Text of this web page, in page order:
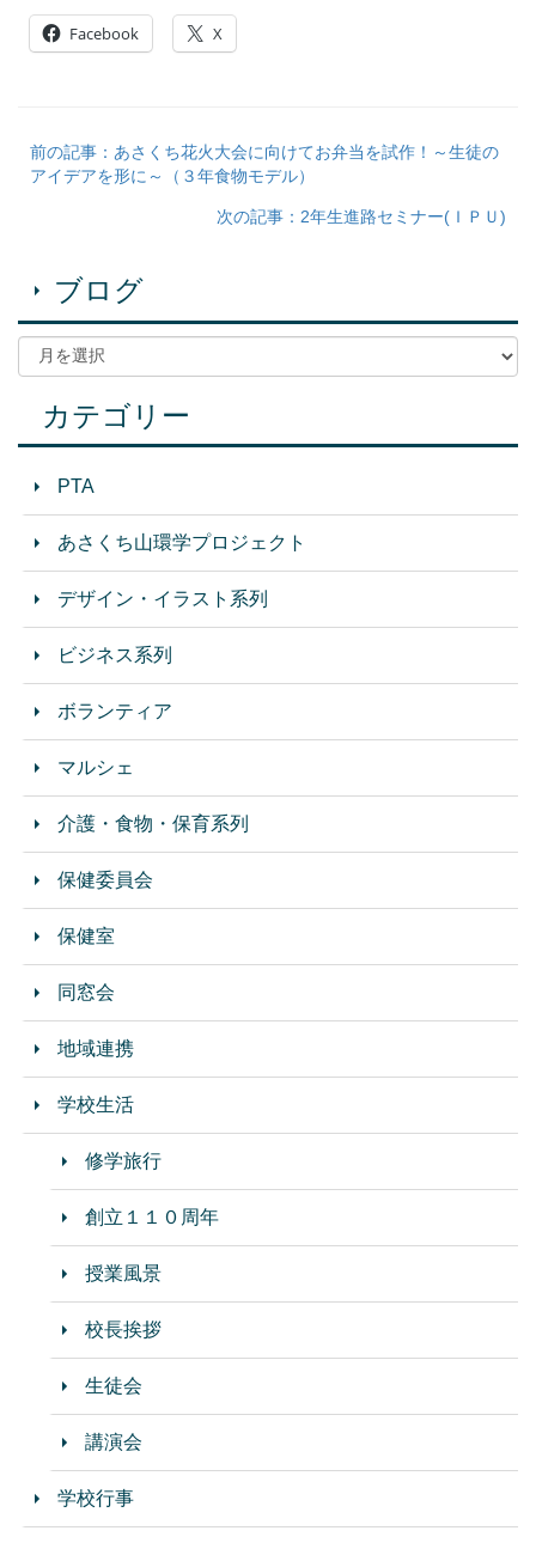
Facebook X
前の記事：あさくち花火大会に向けてお弁当を試作！～生徒の
アイデアを形に～（３年食物モデル）
次の記事：2年生進路セミナー(ＩＰＵ)
ブログ
カテゴリー
PTA
あさくち山環学プロジェクト
デザイン・イラスト系列
ビジネス系列
ボランティア
マルシェ
介護・食物・保育系列
保健委員会
保健室
同窓会
地域連携
学校生活
修学旅行
創立１１０周年
授業風景
校長挨拶
生徒会
講演会
学校行事